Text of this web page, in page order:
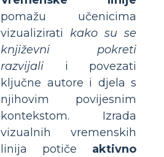
pomažu učenicima
vizualizirati kako su se
književni pokreti
razvijali i povezati
ključne autore i djela s
njihovim povijesnim
kontekstom. Izrada
vizualnih vremenskih
linija potiče aktivno